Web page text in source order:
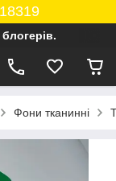
Фони тканинні